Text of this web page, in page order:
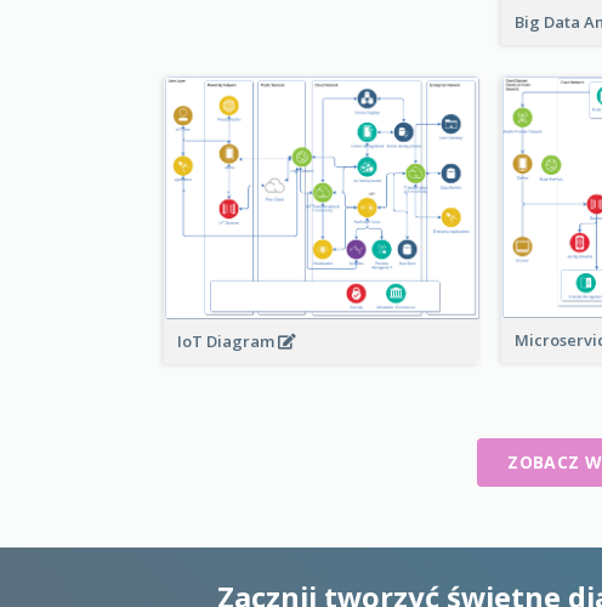
Big Data
IoT Diagram
ZOBACZ
Zacznij tworzyć świetne